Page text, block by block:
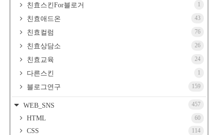
친효스킨For블로거 1
친효애드온 43
친효컬럼 76
친효상담소 26
친효교육 24
다른스킨 1
블로그연구 159
WEB_SNS 457
HTML 60
CSS 114